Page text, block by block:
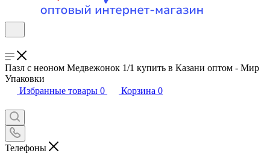
Пазл с неоном Медвежонок 1/1 купить в Казани оптом - Мир
Упаковки
Избранные товары 0 Корзина 0
Телефоны